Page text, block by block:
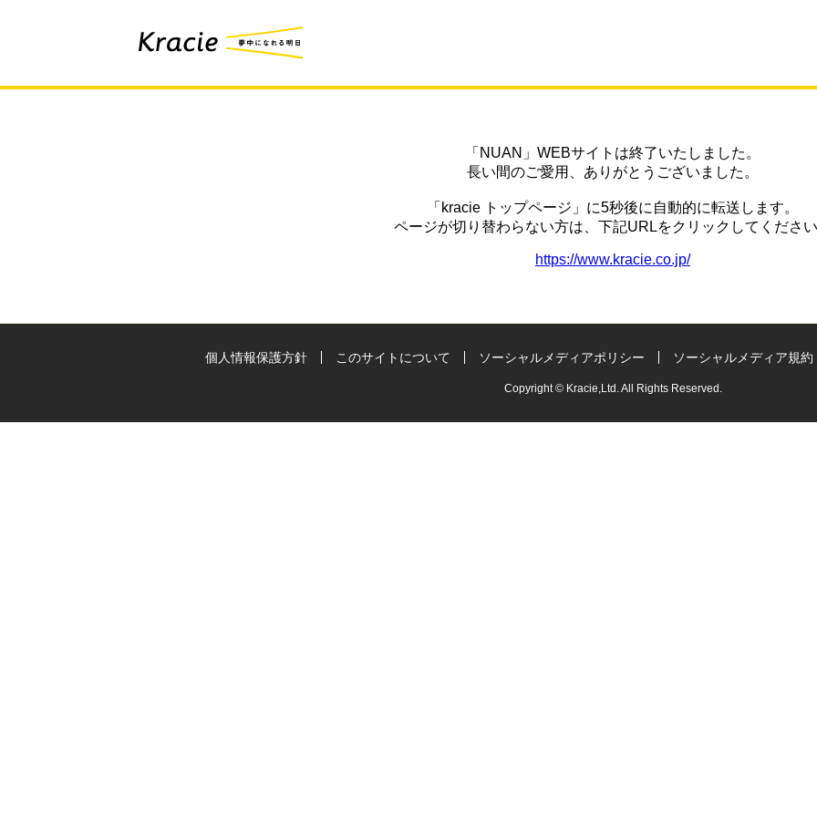
「NUAN」WEBサイトは終了いたしました。
長い間のご愛用、ありがとうございました。
「kracie トップページ」に5秒後に自動的に転送します。
ページが切り替わらない方は、下記URLをクリックしてください
https://www.kracie.co.jp/
個人情報保護方針 このサイトについて ソーシャルメディアポリシー ソーシャルメディア規約
Copyright © Kracie,Ltd. All Rights Reserved.